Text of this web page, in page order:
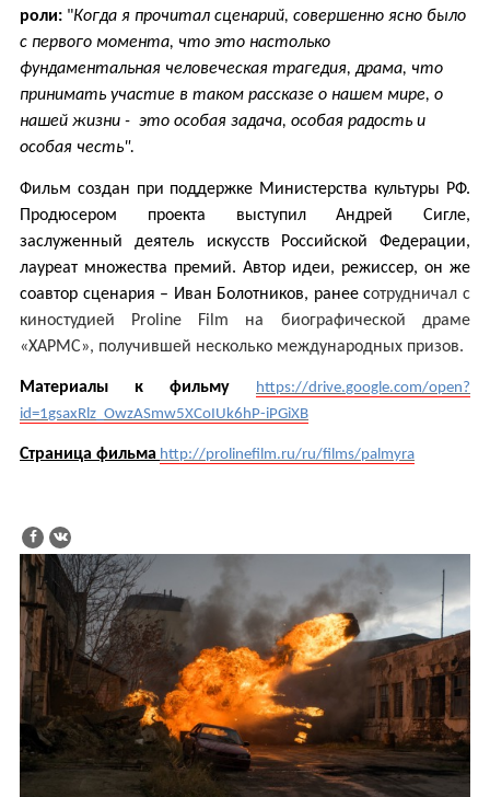
роли: "Когда я прочитал сценарий, совершенно ясно было
с первого момента, что это настолько
фундаментальная человеческая трагедия, драма, что
принимать участие в таком рассказе о нашем мире, о
нашей жизни - это особая задача, особая радость и
особая честь".
Фильм создан при поддержке Министерства культуры РФ.
Продюсером проекта выступил Андрей Сигле,
заслуженный деятель искусств Российской Федерации,
лауреат множества премий. Автор идеи, режиссер, он же
соавтор сценария – Иван Болотников, ранее сотрудничал с
киностудией Proline Film на биографической драме
«ХАРМС», получившей несколько международных призов.
Материалы к фильму https://drive.google.com/open?
id=1gsaxRlz OwzASmw5XCoIUk6 hP-iPGiXB
Страница фильма http://prolinefilm.ru/ru/films/palmyra